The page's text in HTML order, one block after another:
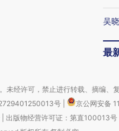
吴
最
经许可，禁止进行转载、摘编、
号
京公网安备
| 出版物经营许可证：第直100013号